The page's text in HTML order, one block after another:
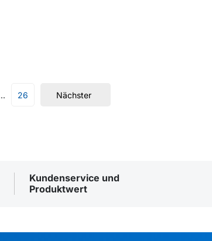
26 Nächster
Kundenservice und
Produktwert